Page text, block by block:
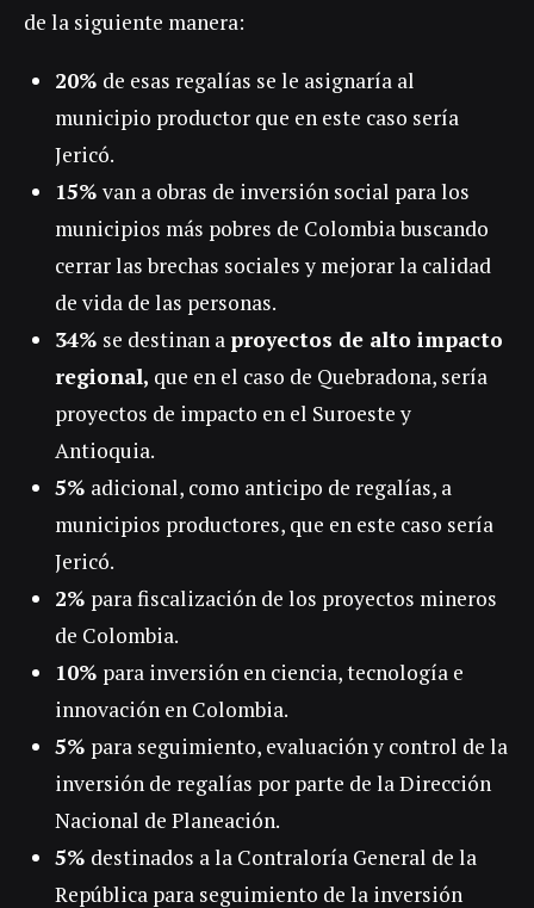
de la siguiente manera:
20% de esas regalías se le asignaría al
municipio productor que en este caso sería
Jericó.
15%van a obras de inversión social para los
municipios más pobres de Colombia buscando
cerrar las brechas sociales y mejorar la calidad
de vida de las personas.
34% se destinan a proyectos de alto impacto
regional, que en el caso de Quebradona, sería
proyectos de impacto en el Suroeste y
Antioquia.
5% adicional, como anticipo de regalías, a
municipios productores, que en este caso sería
Jericó.
2% para fiscalización de los proyectos mineros
de Colombia.
10% para inversión en ciencia, tecnología e
innovación en Colombia.
5% para seguimiento, evaluación y control de la
inversión de regalías por parte de la Dirección
Nacional de Planeación.
5% destinados a la Contraloría General de la
República para seguimiento de la inversión